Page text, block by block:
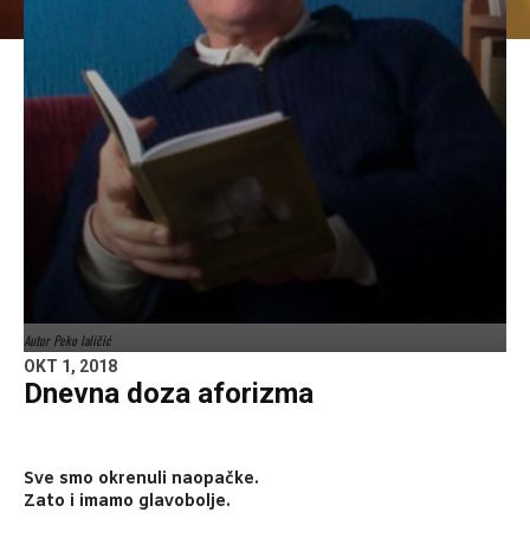
Autor Peko laličić
OKT 1, 2018
Dnevna doza aforizma
Sve smo okrenuli naopačke.
Zato i imamo glavobolje.